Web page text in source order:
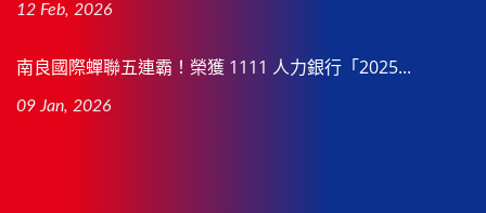
12 Feb, 2026
南良國際蟬聯五連霸！榮獲 1111 人力銀行「2025...
09 Jan, 2026